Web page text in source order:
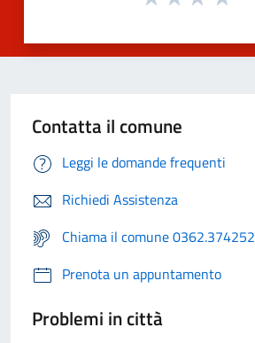
Contatta il comune
Leggi le domande frequenti
Richiedi Assistenza
Chiama il comune 0362.374252
Prenota un appuntamento
Problemi in città